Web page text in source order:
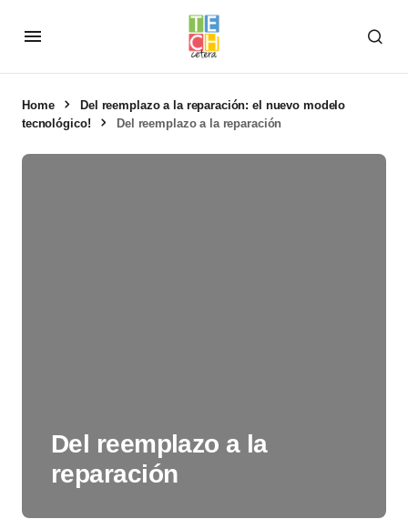
Home
Del reemplazo a la reparación: el nuevo modelo
tecnológico!
Del reemplazo a la reparación
Del reemplazo a la
reparación